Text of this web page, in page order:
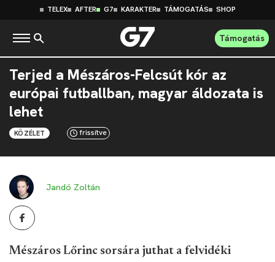
TELEX AFTER G7 KARAKTER TÁMOGATÁS SHOP
Támogatás
Terjed a Mészáros-Felcsút kór az
európai futballban, magyar áldozata is
lehet
KÖZÉLET frissítve
Jandó Zoltán
Mészáros Lőrinc sorsára juthat a felvidéki